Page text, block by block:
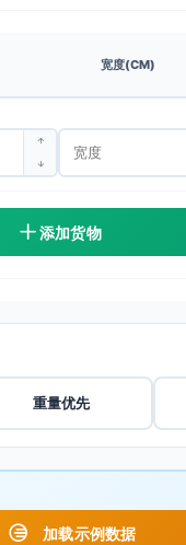
宽度(CM)
添加货物
重量优先
加载示例数据